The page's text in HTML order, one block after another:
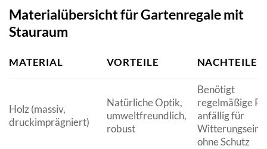
Materialübersicht für Gartenregale mit
Stauraum
MATERIAL VORTEILE NACHTEILE
Holz (massiv,
druckimprägniert)
Natürliche Optik,
umweltfreundlich,
robust
Benötigt
regelmäßige
anfällig für
ohne Schutz